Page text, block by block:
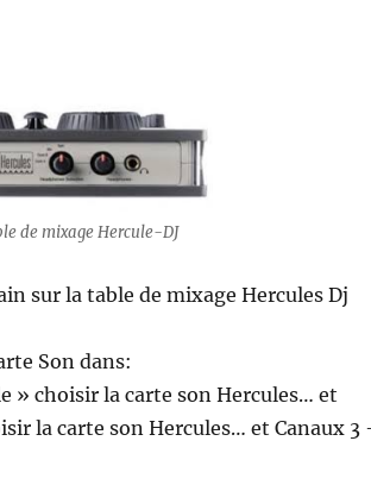
de mixage Hercule-DJ
sur la table de mixage Hercules Dj
Son dans:
» choisir la carte son Hercules… et
la carte son Hercules… et Canaux 3